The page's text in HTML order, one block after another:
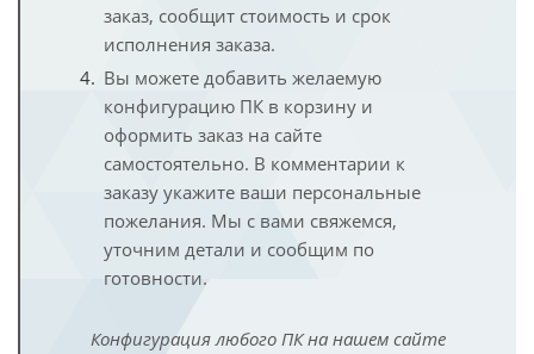
заказ, сообщит стоимость и срок
исполнения заказа.
Вы можете добавить желаемую
конфигурацию ПК в корзину и
оформить заказ на сайте
самостоятельно. В комментарии к
заказу укажите ваши персональные
пожелания. Мы с вами свяжемся,
уточним детали и сообщим по
готовности.
Конфигурация любого ПК на нашем сайте